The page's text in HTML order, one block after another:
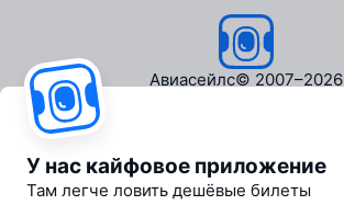
Авиасейлс© 2007–2026
Пресс‑центр
Travelpayouts
У нас кайфовое приложение
Там легче ловить дешёвые билеты